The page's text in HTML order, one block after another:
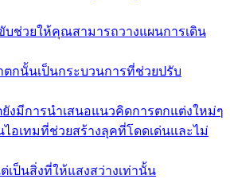
บช่วยให้คุณสามารถวางแผนการเดิน
ตกนั้นเป็นกระบวนการที่ช่วยปรับ
งมีการนำเสนอแนวคิดการตกแต่งใหม่ๆ
อเทมที่ช่วยสร้างลุคที่โดดเด่นและไม่
เป็นสิ่งที่ให้แสงสว่างเท่านั้น